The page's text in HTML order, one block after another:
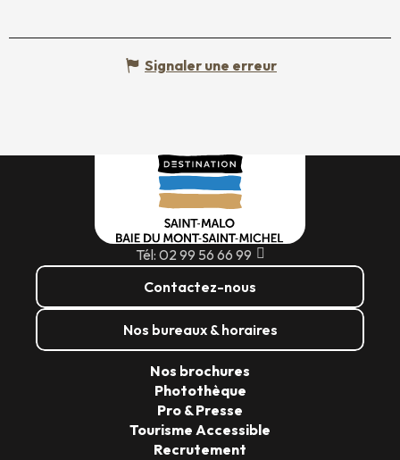
Signaler une erreur
Tél: 02 99 56 66 99
Contactez-nous
Nos bureaux & horaires
Nos brochures
Photothèque
Pro & Presse
Tourisme Accessible
Recrutement